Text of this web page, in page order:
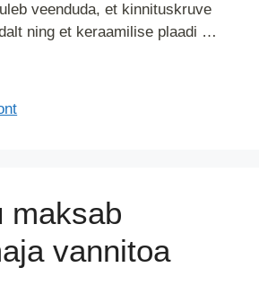
veenduda, et kinnituskruve
ning et keraamilise plaadi …
maksab
vannitoa